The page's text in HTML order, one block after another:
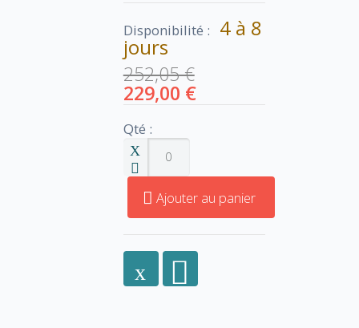
Disponibilité : 4 à 8
jours
252,05 €
229,00 €
Qté :
Ajouter au panier